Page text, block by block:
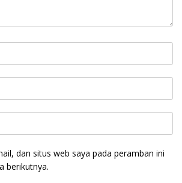
dan situs web saya pada peramban ini
berikutnya.